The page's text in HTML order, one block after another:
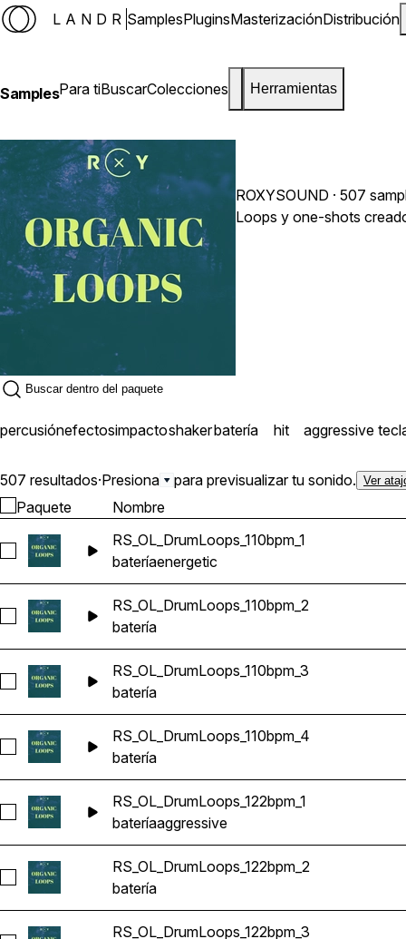
LANDR SamplesPluginsMasterizaciónDistribución
SamplesPara tiBuscarColecciones Herramientas
ROXYSOUND · 507
Loops y one‑shots
percusiónefectosimpactoshakerbatería hit aggressive
507 resultados·Presiona para previsualizar tu sonido. Ver
Paquete Nombre
Seleccionar RS_OL_DrumLoops_110bpm_1
RS_OL_DrumLoops_110bpm_1
bateríaenergetic
Seleccionar RS_OL_DrumLoops_110bpm_2
RS_OL_DrumLoops_110bpm_2
batería
Seleccionar RS_OL_DrumLoops_110bpm_3
RS_OL_DrumLoops_110bpm_3
batería
Seleccionar RS_OL_DrumLoops_110bpm_4
RS_OL_DrumLoops_110bpm_4
batería
Seleccionar RS_OL_DrumLoops_122bpm_1
RS_OL_DrumLoops_122bpm_1
bateríaaggressive
Seleccionar RS_OL_DrumLoops_122bpm_2
RS_OL_DrumLoops_122bpm_2
batería
RS_OL_DrumLoops_122bpm_3